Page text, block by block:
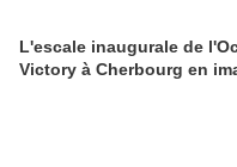
L'escale inaugurale de
Victory à Cherbourg en